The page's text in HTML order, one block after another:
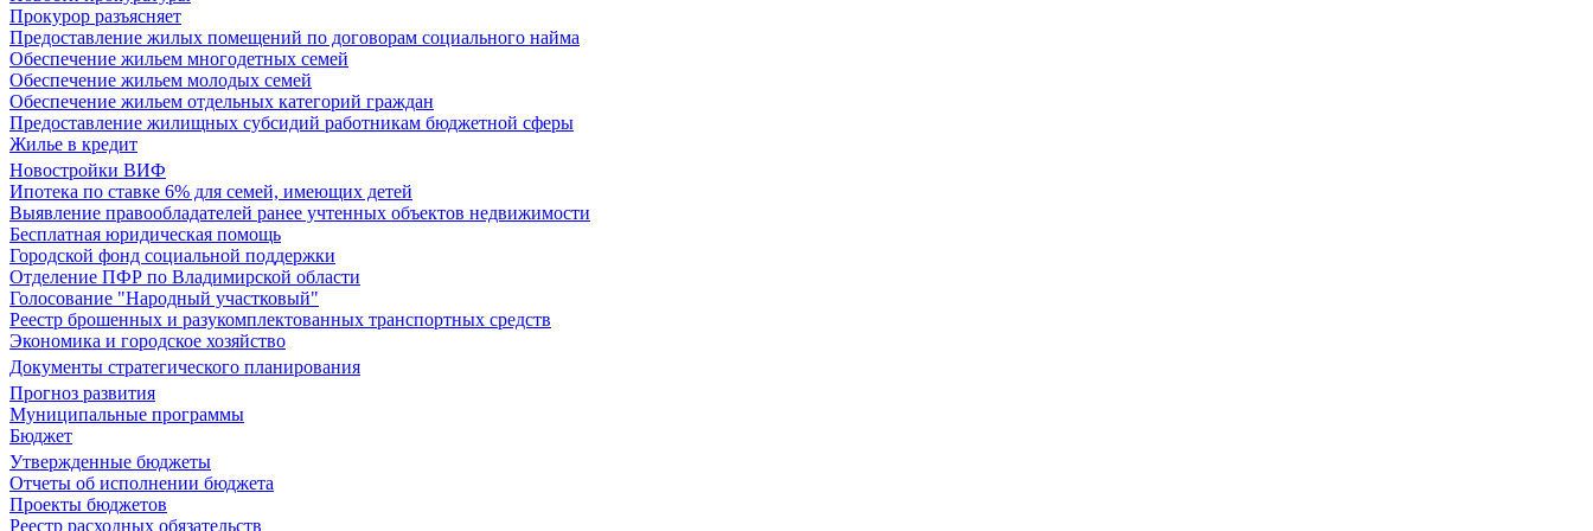
Прокурор разъясняет
Предоставление жилых помещений по договорам социального найма
Обеспечение жильем многодетных семей
Обеспечение жильем молодых семей
Обеспечение жильем отдельных категорий граждан
Предоставление жилищных субсидий работникам бюджетной сферы
Жилье в кредит
Новостройки ВИФ
Ипотека по ставке 6% для семей, имеющих детей
Выявление правообладателей ранее учтенных объектов недвижимости
Бесплатная юридическая помощь
Городской фонд социальной поддержки
Отделение ПФР по Владимирской области
Голосование "Народный участковый"
Реестр брошенных и разукомплектованных транспортных средств
Экономика и городское хозяйство
Документы стратегического планирования
Прогноз развития
Муниципальные программы
Бюджет
Утвержденные бюджеты
Отчеты об исполнении бюджета
Проекты бюджетов
Реестр расходных обязательств